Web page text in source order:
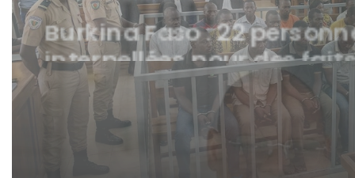
Burkina Faso : « Ne plus
recourir à la médiation
pénale ni à la
pénale dans les
portant sur des faits de
commis sur un mineur. »